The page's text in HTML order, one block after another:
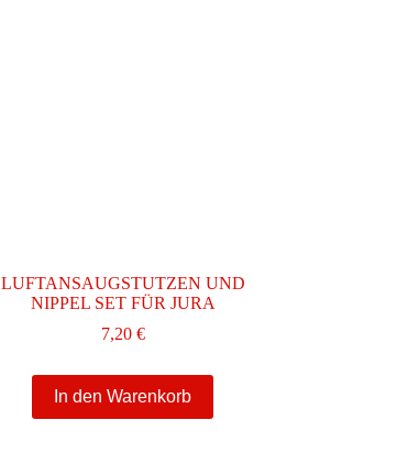
LUFTANSAUGSTUTZEN UND
NIPPEL SET FÜR JURA
7,20 €
In den Warenkorb